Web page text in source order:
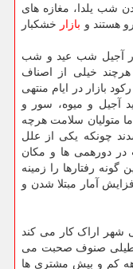
شب یلدا، مغازه های
هستند و بازار خشکبار
آجیل شب عید و شب
خیلی از اصناف
بازار در ایام منتهی
آجیل و میوه، سور و
متولیان سلامت هرچه
چونکه یکی از علل
در دورهمی ها و مکان
رفتارها را زمینه
آمار مبتلا شدن و
شهر اراک کار می کند
صنوف صحبت می
کم و بیش مشتری ها